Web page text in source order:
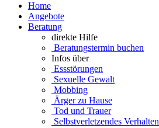
Home
Angebote
Beratung
direkte Hilfe
Beratungstermin buchen
Infos über
Essstörungen
Sexuelle Gewalt
Mobbing
Ärger zu Hause
Tod und Trauer
Selbstverletzendes Verhalten